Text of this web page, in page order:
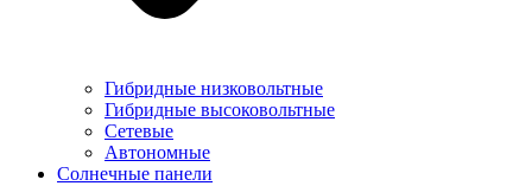
Гибридные низковольтные
Гибридные высоковольтные
Сетевые
Автономные
Солнечные панели